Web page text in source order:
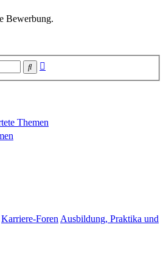
Bewerbung.
Suche
Themen
Karriere-ForenAusbildung, Praktika und